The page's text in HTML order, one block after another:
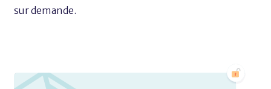
sur demande.